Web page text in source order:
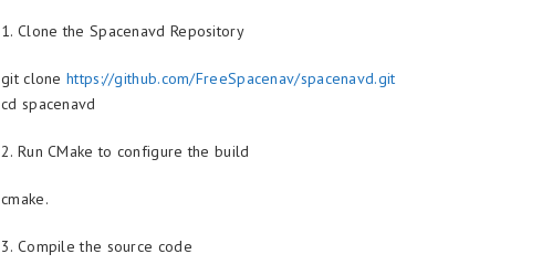
1. Clone the Spacenavd Repository
git clone https://github.com/FreeSpacenav/spacenavd.git
cd spacenavd
2. Run CMake to configure the build
cmake.
3. Compile the source code